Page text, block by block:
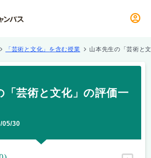
「芸術と文化」を含む授業 山本先生の「芸術と
「芸術と文化」の評価一
05/30